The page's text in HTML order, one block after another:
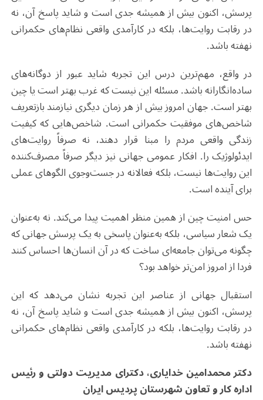
پرسش، اکنون بیش از همیشه جدی است و شاید پاسخ آن، نه
در رقابت روایت‌ها، بلکه در کارآمدی واقعی نظام‌های حکمرانی
نهفته باشد.
در واقع، مهم‌ترین درس این تجربه شاید عبور از دوگانه‌های
ساده‌انگارانه باشد. مسئله این نیست که غرب بهتر است یا چین
بهتر است. جهان امروز بیش از هر زمان دیگری نیازمند بازتعریف
شاخص‌های موفقیت حکمرانی است. شاخص‌هایی که کیفیت
زندگی واقعی مردم را مبنا قرار دهند، نه صرفاً روایت‌های
ایدئولوژیک را. افکار عمومی جهانی نیز دیگر صرفاً مصرف‌کننده
این روایت‌ها نیست، بلکه فعالانه در جست‌وجوی الگوهای عملی
برای آینده است.
حس امنیت چین از همین منظر اهمیت پیدا می‌کند. نه به‌عنوان
یک شعار سیاسی، بلکه به‌عنوان پاسخی به یک پرسش جهانی که‌
چگونه می‌توان جامعه‌ای ساخت که در آن انسان‌ها احساس کنند
فردا از امروز امن‌تر خواهد بود؟
استقبال جهانی از عناصر این تجربه نشان می‌دهد که این
پرسش، اکنون بیش از همیشه جدی است و شاید پاسخ آن، نه
در رقابت روایت‌ها، بلکه در کارآمدی واقعی نظام‌های حکمرانی
نهفته باشد.
دکتر محمدامین خدایاری، دکترای مدیریت دولتی و رئیس
اداره کار و تعاون شهرستان پردیس ایران